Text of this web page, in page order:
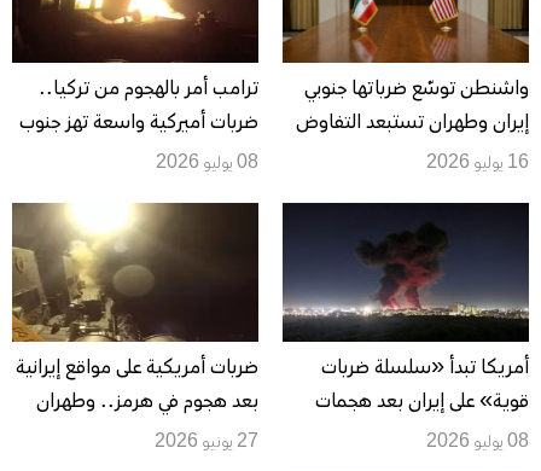
واشنطن توسّع ضرباتها جنوبي
إيران وطهران تستبعد التفاوض
وتتمسك بإغلاق هرمز
16 يوليو 2026
ترامب أمر بالهجوم من تركيا..
ضربات أميركية واسعة تهز جنوب
إيران وواشنطن تتوعد بحملة
08 يوليو 2026
أمريكا تبدأ «سلسلة ضربات
قوية» على إيران بعد هجمات
هرمز.. وانفجارات تهز سيريك
08 يوليو 2026
ضربات أمريكية على مواقع إيرانية
بعد هجوم في هرمز.. وطهران
تتوعد برد سريع وحاسم
27 يونيو 2026